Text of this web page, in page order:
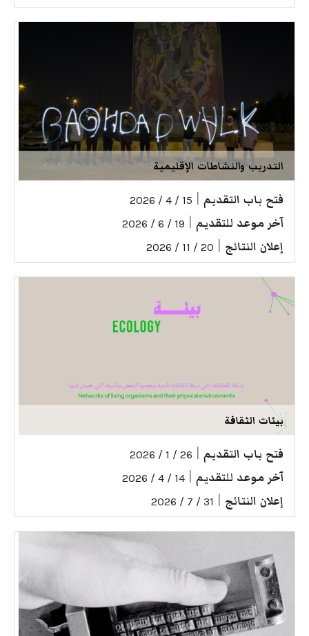
التدريب والنشاطات الإقليمية
فتح باب التقديم 15 / 4 / 2026
آخر موعد للتقديم 19 / 6 / 2026
إعلان النتائج 20 / 11 / 2026
بيئات الثقافة
فتح باب التقديم 26 / 1 / 2026
آخر موعد للتقديم 14 / 4 / 2026
إعلان النتائج 31 / 7 / 2026